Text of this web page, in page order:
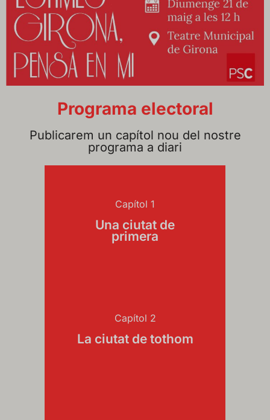
Programa electoral
Publicarem un capítol nou del nostre
programa a diari
Capítol 1
Una ciutat de
primera
Capítol 2
La ciutat de tothom